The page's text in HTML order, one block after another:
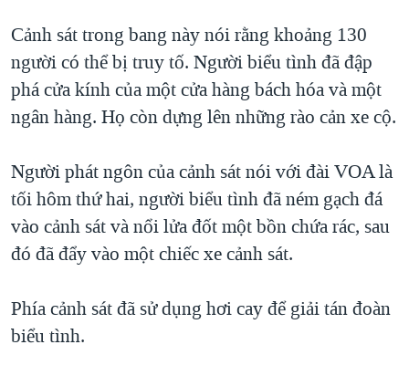
"Tìm"NGƯỜI VIỆT HẢI NGOẠI
ĐỜI SỐNG
SỨC KHOẺ
VĂN HOÁ
THỂ THAO
GIÁO DỤC
HÀNH TRÌNH BẦU CỬ 2024
MỘT NĂM CHIẾN TRANH TẠI DẢI GAZA
GIẢI MÃ VÀNH ĐAI & CON ĐƯỜNG
TRỊNH VĨNH BÌNH - NGƯỜI HẠ 'BÊN THẮNG CUỘC'
GROUND ZERO – XƯA VÀ NAY
CHI PHÍ CHIẾN TRANH AFGHANISTAN
THƯỢNG ĐỈNH TRUMP-KIM TẠI VIỆT NAM
VIDEO
NGHE
MẠNG XÃ HỘI
Ngôn ngữ khác
Cảnh sát trong bang này nói rằng khoảng 130
người có thể bị truy tố. Người biểu tình đã đập
phá cửa kính của một cửa hàng bách hóa và một
ngân hàng. Họ còn dựng lên những rào cản xe cộ.
Người phát ngôn của cảnh sát nói với đài VOA là
tối hôm thứ hai, người biểu tình đã ném gạch đá
vào cảnh sát và nổi lửa đốt một bồn chứa rác, sau
đó đã đẩy vào một chiếc xe cảnh sát.
Phía cảnh sát đã sử dụng hơi cay để giải tán đoàn
biểu tình.